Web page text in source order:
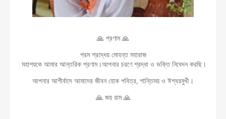
🙏 প্রণাম 🙏
পরম শ্রদ্ধেয় মোহন্ত মহারাজ
মহাশয়কে আমার আন্তরিক প্রণাম।আপনার চরণে শ্রদ্ধা ও ভক্তি নিবেদন করছি।
আপনার আশীর্বাদে আমাদের জীবন হোক পবিত্র, শান্তিময় ও ঈশ্বরমুখী।
🙏 জয় রাম 🙏